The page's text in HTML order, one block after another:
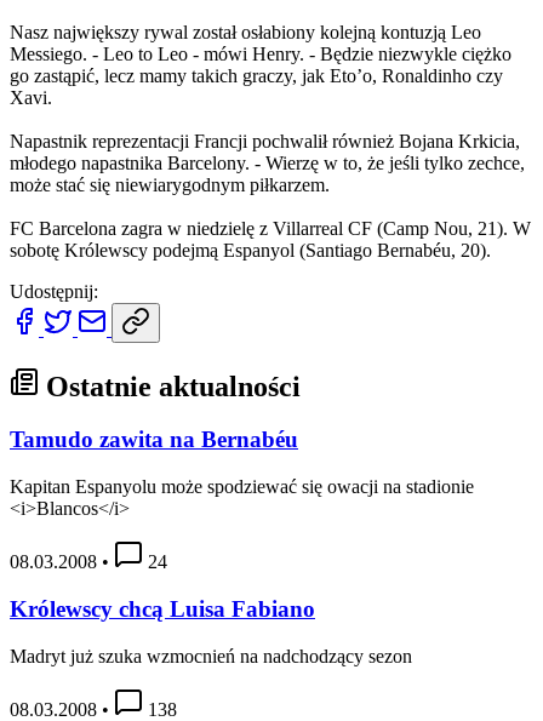
Nasz największy rywal został osłabiony kolejną kontuzją Leo
Messiego. - Leo to Leo - mówi Henry. - Będzie niezwykle ciężko
go zastąpić, lecz mamy takich graczy, jak Eto’o, Ronaldinho czy
Xavi.
Napastnik reprezentacji Francji pochwalił również Bojana Krkicia,
młodego napastnika Barcelony. - Wierzę w to, że jeśli tylko zechce,
może stać się niewiarygodnym piłkarzem.
FC Barcelona zagra w niedzielę z Villarreal CF (Camp Nou, 21). W
sobotę Królewscy podejmą Espanyol (Santiago Bernabéu, 20).
Udostępnij:
Ostatnie aktualności
Tamudo zawita na Bernabéu
Kapitan Espanyolu może spodziewać się owacji na stadionie
<i>Blancos</i>
08.03.2008 • 24
Królewscy chcą Luisa Fabiano
Madryt już szuka wzmocnień na nadchodzący sezon
08.03.2008 • 138